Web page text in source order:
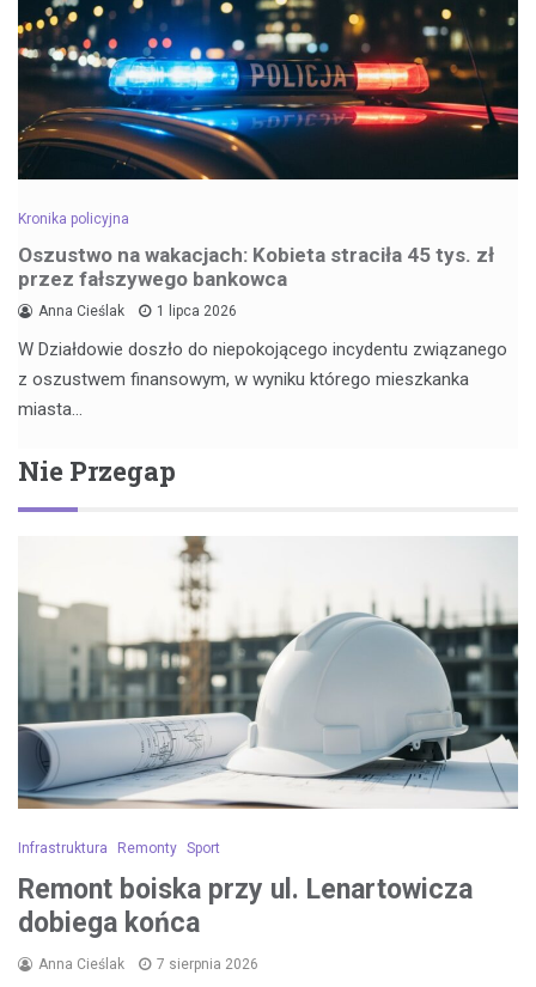
Kronika policyjna
Oszustwo na wakacjach: Kobieta straciła 45 tys. zł
przez fałszywego bankowca
Anna Cieślak 1 lipca 2026
W Działdowie doszło do niepokojącego incydentu związanego
z oszustwem finansowym, w wyniku którego mieszkanka
miasta…
Nie Przegap
Infrastruktura Remonty Sport
Remont boiska przy ul. Lenartowicza
dobiega końca
Anna Cieślak 7 sierpnia 2026